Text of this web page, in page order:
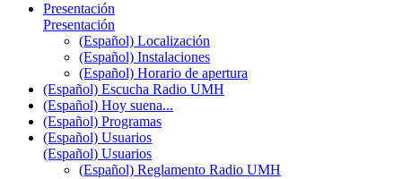
Presentación
Presentación
(Español) Localización
(Español) Instalaciones
(Español) Horario de apertura
(Español) Escucha Radio UMH
(Español) Hoy suena...
(Español) Programas
(Español) Usuarios
(Español) Usuarios
(Español) Reglamento Radio UMH